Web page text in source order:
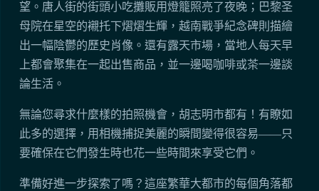
望。唐人街的街頭小吃攤販用燈籠照亮了夜晚；巴黎圣
母院在星空的襯托下熠熠生輝，越南戰爭紀念碑則描繪
出一幅陰鬱的歷史肖像。還有露天市場，當地人每天早
上都會聚集在一起出售商品，並一邊喝咖啡或茶一邊談
論生活。
無論您尋求什麼樣的拍照機會，胡志明市都有！有瞭如
此多的選擇，用相機捕捉美麗的瞬間變得很容易——只
要確保在它們發生時也花一些時間來享受它們。
準備好進一步探索了嗎？這座繁華大都市的每個角落都